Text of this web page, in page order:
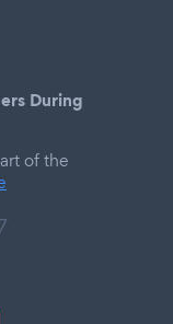
During
of the